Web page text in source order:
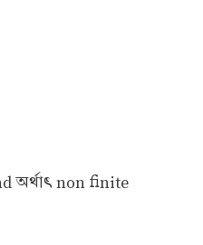
অর্থাৎ non finite